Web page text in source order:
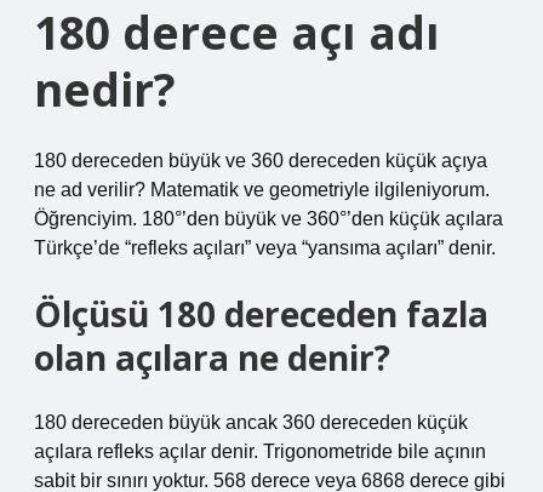
180 derece açı adı
nedir?
180 dereceden büyük ve 360 ​​dereceden küçük açıya
ne ad verilir? Matematik ve geometriyle ilgileniyorum.
Öğrenciyim. 180°’den büyük ve 360°’den küçük açılara
Türkçe’de “refleks açıları” veya “yansıma açıları” denir.
Ölçüsü 180 dereceden fazla
olan açılara ne denir?
180 dereceden büyük ancak 360 dereceden küçük
açılara refleks açılar denir. Trigonometride bile açının
sabit bir sınırı yoktur. 568 derece veya 6868 derece gibi